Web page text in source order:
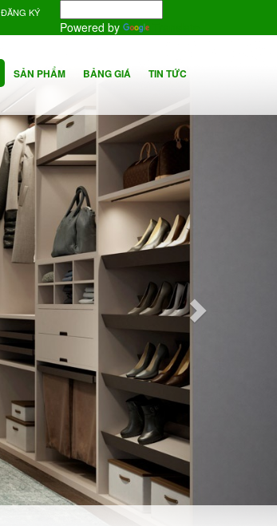
Powered by
ĐĂNG KÝ
SẢN PHẨM BẢNG GIÁ TIN TỨC